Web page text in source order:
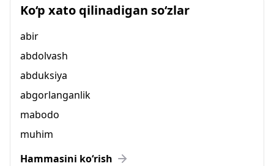
Ko‘p xato qilinadigan so‘zlar
abir
abdolvash
abduksiya
abgorlanganlik
mabodo
muhim
Hammasini ko‘rish